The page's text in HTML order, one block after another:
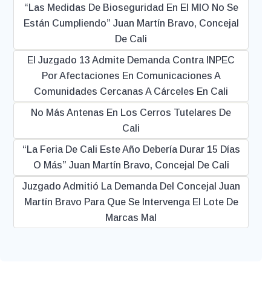
“Las Medidas De Bioseguridad En El MIO No Se
Están Cumpliendo” Juan Martín Bravo, Concejal
De Cali
El Juzgado 13 Admite Demanda Contra INPEC
Por Afectaciones En Comunicaciones A
Comunidades Cercanas A Cárceles En Cali
No Más Antenas En Los Cerros Tutelares De
Cali
“La Feria De Cali Este Año Debería Durar 15 Días
O Más” Juan Martín Bravo, Concejal De Cali
Juzgado Admitió La Demanda Del Concejal Juan
Martín Bravo Para Que Se Intervenga El Lote De
Marcas Mal